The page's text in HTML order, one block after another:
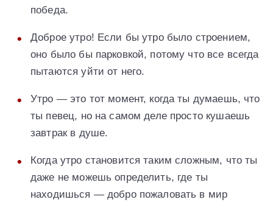
победа.
Доброе утро! Если бы утро было строением,
оно было бы парковкой, потому что все всегда
пытаются уйти от него.
Утро — это тот момент, когда ты думаешь, что
ты певец, но на самом деле просто кушаешь
завтрак в душе.
Когда утро становится таким сложным, что ты
даже не можешь определить, где ты
находишься — добро пожаловать в мир